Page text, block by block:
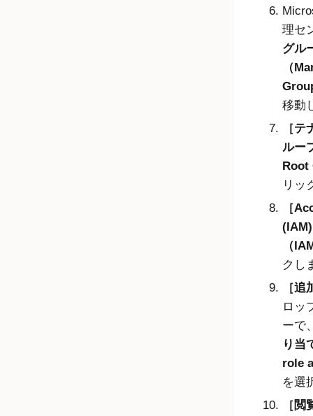
理セ
グル
（
移動
テ
ルー
Root
リッ
（
クし
追
ロッ
ーで
り当
role
を選
閲